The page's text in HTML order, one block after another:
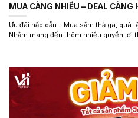
MUA CÀNG NHIỀU – DEAL CÀNG
Ưu đãi hấp dẫn – Mua sắm thả ga, quà
Nhằm mang đến thêm nhiều quyền lợi